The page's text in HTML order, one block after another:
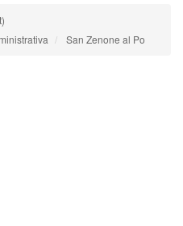
San Zenone al Po